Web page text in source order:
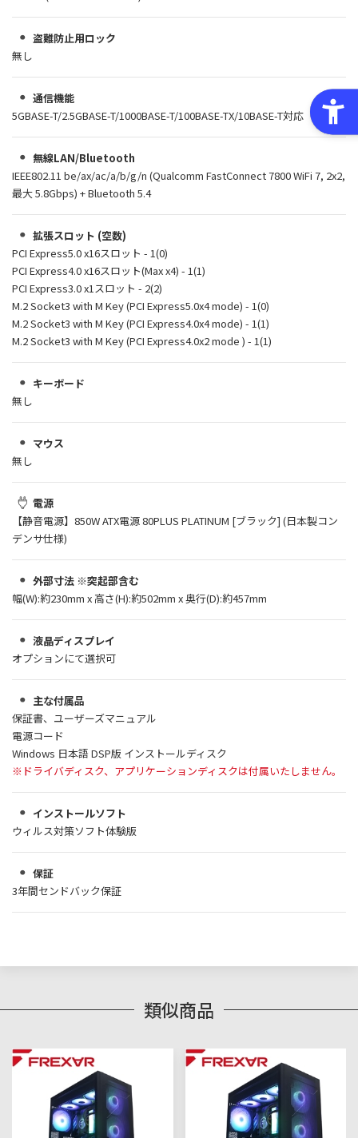
盗難防止用ロック
無し
通信機能
5GBASE-T/2.5GBASE-T/1000BASE-T/100BASE-TX/10BASE-T対応
無線LAN/Bluetooth
IEEE802.11 be/ax/ac/a/b/g/n (Qualcomm FastConnect 7800 WiFi 7, 2x2,
最大 5.8Gbps) + Bluetooth 5.4
拡張スロット (空数)
PCI Express5.0 x16スロット - 1(0)
PCI Express4.0 x16スロット(Max x4) - 1(1)
PCI Express3.0 x1スロット - 2(2)
M.2 Socket3 with M Key (PCI Express5.0x4 mode) - 1(0)
M.2 Socket3 with M Key (PCI Express4.0x4 mode) - 1(1)
M.2 Socket3 with M Key (PCI Express4.0x2 mode ) - 1(1)
キーボード
無し
マウス
無し
電源
【静音電源】850W ATX電源 80PLUS PLATINUM [ブラック] (日本製コン
デンサ仕様)
外部寸法 ※突起部含む
幅(W):約230mm x 高さ(H):約502mm x 奥行(D):約457mm
液晶ディスプレイ
オプションにて選択可
主な付属品
保証書、ユーザーズマニュアル
電源コード
Windows 日本語 DSP版 インストールディスク
※ドライバディスク、アプリケーションディスクは付属いたしません。
インストールソフト
ウィルス対策ソフト体験版
保証
3年間センドバック保証
類似商品